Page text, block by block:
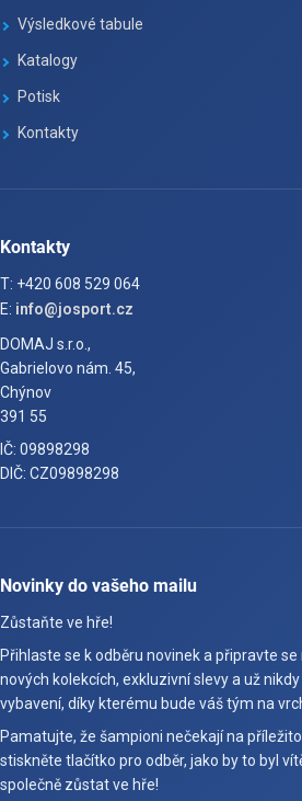
Výsledkové tabule
Katalogy
Potisk
Kontakty
Kontakty
T: +420 608 529 064
E: info@josport.cz
DOMAJ s.r.o.,
Gabrielovo nám. 45,
Chýnov
391 55
IČ: 09898298
DIČ: CZ09898298
Novinky do vašeho mailu
Zůstaňte ve hře!
Přihlaste se k odběru novinek a připravte
nových kolekcích, exkluzivní slevy a už
vybavení, díky kterému bude váš tým na
Pamatujte, že šampioni nečekají na
stiskněte tlačítko pro odběr, jako by to byl
společně zůstat ve hře!